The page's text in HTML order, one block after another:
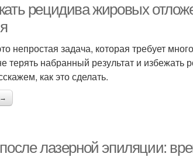
рецидива жировых
непростая задача, которая требует
терять набранный результат и
как это сделать.
→
после лазерной эпиляции: